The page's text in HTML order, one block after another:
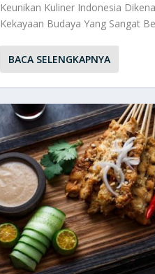
Keunikan Kuliner Indonesia
Kekayaan Budaya Yang Sangat
BACA SELENGKAPNYA